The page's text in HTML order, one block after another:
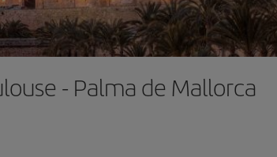
- Palma de Mallorca